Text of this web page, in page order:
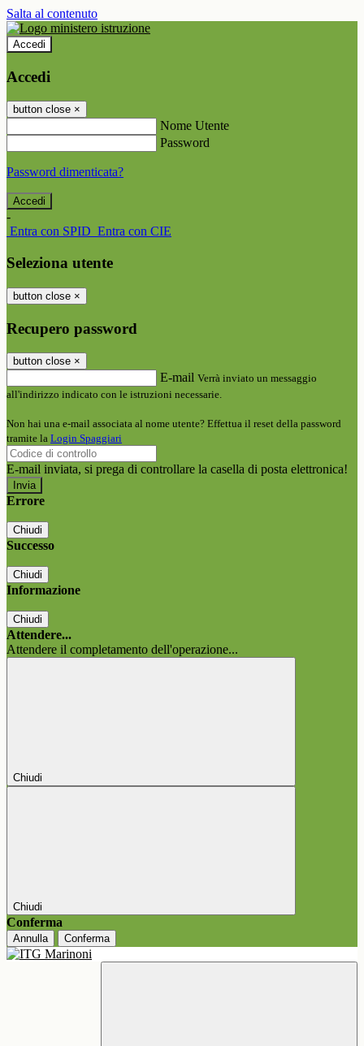
Salta al contenuto
Accedi
Accedi
button close ×
Nome Utente
Password
Password dimenticata?
-
Entra con SPID Entra con CIE
Seleziona utente
button close ×
Recupero password
button close ×
E-mail Verrà inviato un messaggio
all'indirizzo indicato con le istruzioni necessarie.
Non hai una e-mail associata al nome utente? Effettua il reset della password
tramite la Login Spaggiari
E-mail inviata, si prega di controllare la casella di posta elettronica!
Errore
Chiudi
Successo
Chiudi
Informazione
Chiudi
Attendere...
Attendere il completamento dell'operazione...
Chiudi
Chiudi
Conferma
Annulla Conferma